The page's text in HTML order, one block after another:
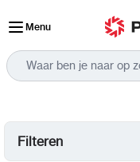
Menu
Filteren